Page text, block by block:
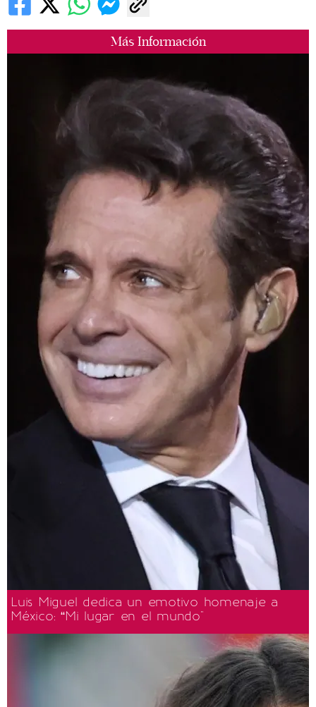
Más Información
Luis Miguel dedica un emotivo homenaje a
México: “Mi lugar en el mundo"